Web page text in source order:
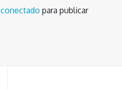
conectado para publicar